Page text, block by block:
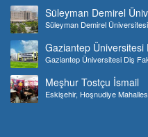
Süleyman Demirel
Süleyman Demirel
Gaziantep
Gaziantep Üniversitesi Diş
Meşhur Tostçu İsmail
Eskişehir, Hoşnudiye